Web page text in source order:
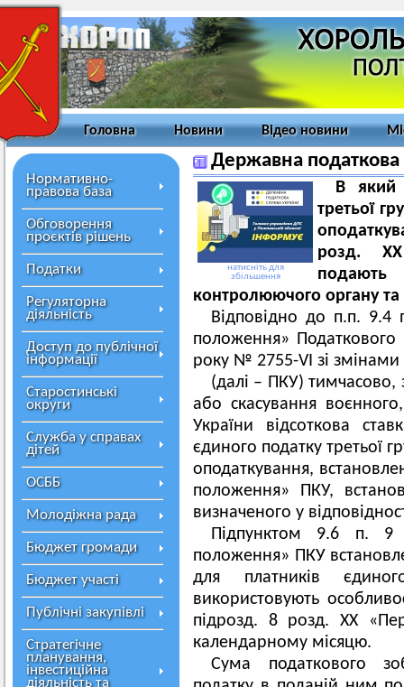
Головна Новини Відео новини
Нормативно-
правова база
Обговорення
проєктів рішень
Податки
Регуляторна
діяльність
Доступ до публічної
інформації
Старостинські
округи
Служба у справах
дітей
ОСББ
Молодіжна рада
Бюджет громади
Бюджет участі
Публічні закупівлі
Стратегічне
планування,
інвестиційна
діяльність та
Державна
натисніть для
збільшення
В який
третьої
розд.
контролюючого органу та
Відповідно до п.п. 9.4
положення» Податкового
року № 2755-VI зі
(далі – ПКУ) тимчасово,
або скасування
України відсоткова
єдиного податку третьої
оподаткування,
положення» ПКУ,
визначеного у
Підпунктом 9.6 п. 9
положення» ПКУ
для платників
використовують
підрозд. 8 розд. ХХ
календарному місяцю.
Сума податкового